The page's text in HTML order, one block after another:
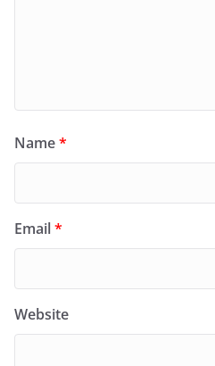
Name*
Email*
Website